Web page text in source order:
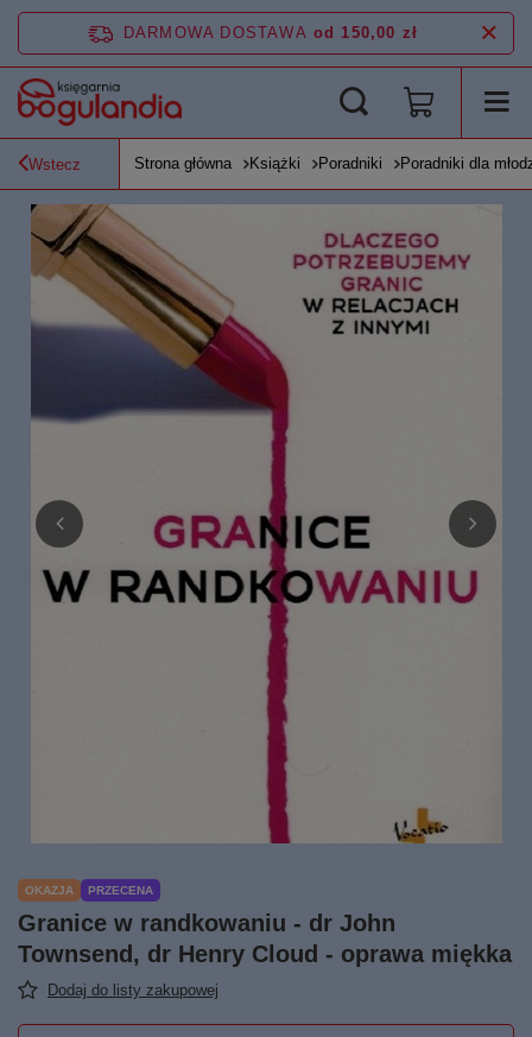
DARMOWA DOSTAWA od 150,00 zł
Wstecz Strona główna Książki Poradniki Poradniki dla
OKAZJA PRZECENA
Granice w randkowaniu - dr John
Townsend, dr Henry Cloud - oprawa miękka
Dodaj do listy zakupowej